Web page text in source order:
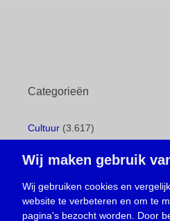
Categorieën
Cultuur (3.617)
Geboorte(1)
Gemeentepagina (104)
Ingezonden brief(538)
Media(156)
Wij maken gebruik
Wij gebruiken cookies en
website te verbeteren en om te
pagina's bezocht worden. Door